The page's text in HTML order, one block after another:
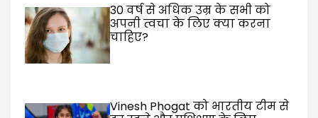
30 वर्ष से अधिक उम्र के सभी को
अपनी त्वचा के लिए क्या करना
चाहिए?
Vinesh Phogat को भारतीय टीम से